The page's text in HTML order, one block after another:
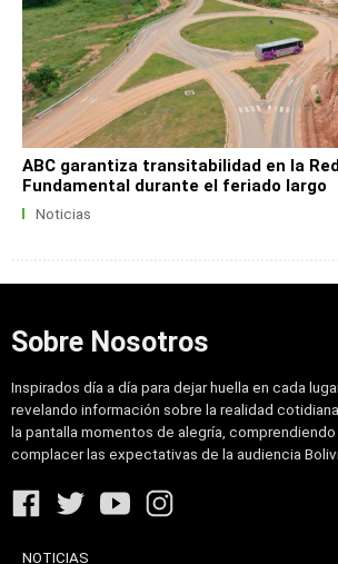
ABC garantiza transitabilidad en la
Fundamental durante el feriado largo
Noticias
Sobre Nosotros
Inspirados día a día para dejar huella en cada
revelando información sobre la realidad
la pantalla momentos de alegría,
complacer las expectativas de la audiencia
NOTICIAS